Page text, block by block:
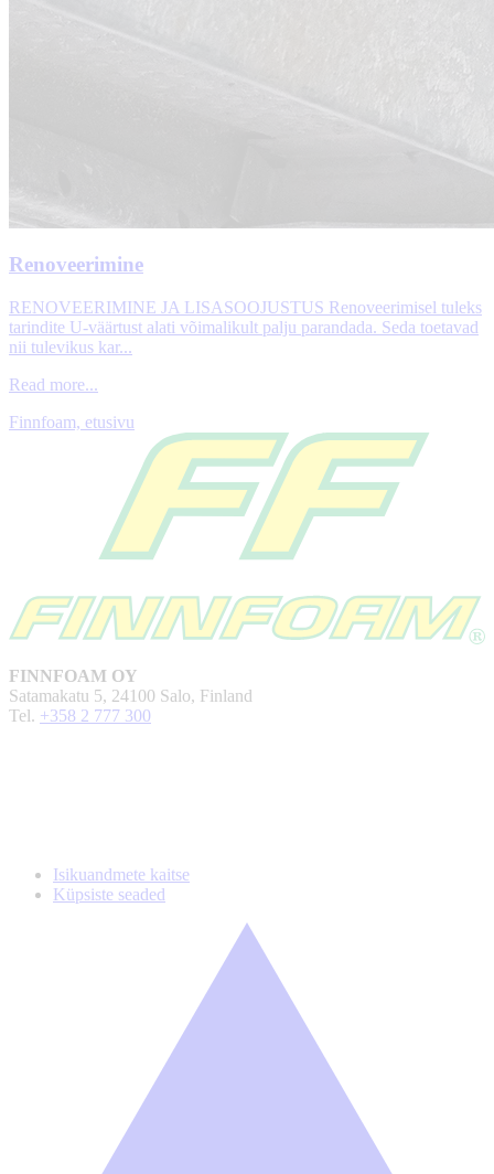
Renoveerimine
RENOVEERIMINE JA LISASOOJUSTUS Renoveerimisel tuleks
tarindite U-väärtust alati võimalikult palju parandada. Seda toetavad
nii tulevikus kar...
Read more...
Finnfoam, etusivu
FINNFOAM OY
Satamakatu 5, 24100 Salo, Finland
Tel. +358 2 777 300
Isikuandmete kaitse
Küpsiste seaded